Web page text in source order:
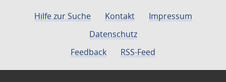
Hilfe zur Suche Kontakt
Impressum
Datenschutz
Feedback
RSS-Feed